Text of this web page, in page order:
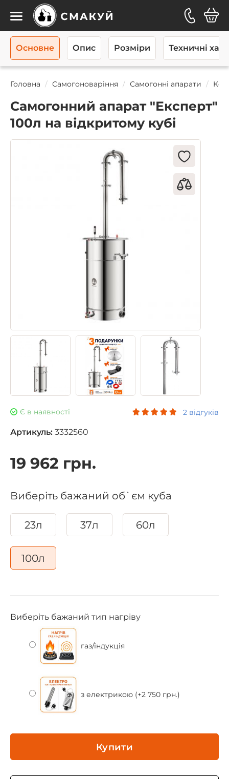
Каталог
Головна Самогоноваріння Самогонні апарати
Самогонний апарат "Експерт"
100л на відкритому кубі
Є в наявності 2 відгуків
Артикуль: 3332560
19 962 грн.
Виберіть бажаний об`єм куба
23л 37л 60л
100л
Виберіть бажаний тип нагріву
газ/індукція
з електрикою (+2 750 грн.)
Купити
Основне Опис Розміри Техничні